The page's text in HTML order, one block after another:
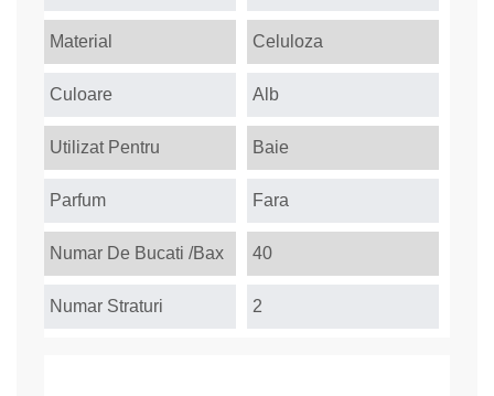
Material Celuloza
Culoare Alb
Utilizat Pentru Baie
Parfum Fara
Numar De Bucati /Bax 40
Numar Straturi 2